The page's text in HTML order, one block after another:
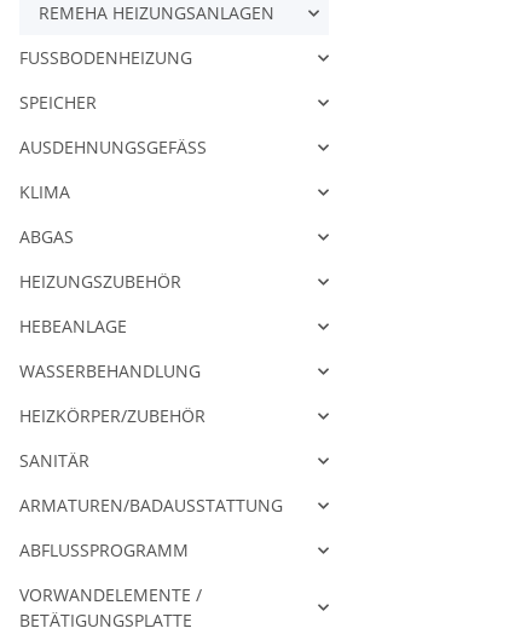
REMEHA HEIZUNGSANLAGEN
FUSSBODENHEIZUNG
SPEICHER
AUSDEHNUNGSGEFÄSS
KLIMA
ABGAS
HEIZUNGSZUBEHÖR
HEBEANLAGE
WASSERBEHANDLUNG
HEIZKÖRPER/ZUBEHÖR
SANITÄR
ARMATUREN/BADAUSSTATTUNG
ABFLUSSPROGRAMM
VORWANDELEMENTE /
BETÄTIGUNGSPLATTE